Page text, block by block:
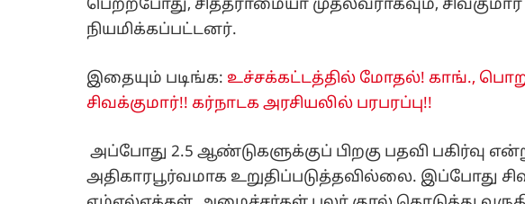
பெற்றபோது, சித்தராமையா முதல்வராகவும்,
நியமிக்கப்பட்டனர்.
இதையும் படிங்க: உச்சக்கட்டத்தில் மோதல்! காங்.,
சிவக்குமார்!! கர்நாடக அரசியலில் பரபரப்பு!!
அப்போது 2.5 ஆண்டுகளுக்குப் பிறகு பதவி பகிர்வு
அதிகாரபூர்வமாக உறுதிப்படுத்தவில்லை. இப்போது